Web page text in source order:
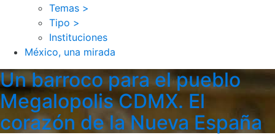
Temas >
Tipo >
Instituciones
México, una mirada
Un barroco para el pueblo
Megalopolis CDMX. El
corazón de la Nueva España